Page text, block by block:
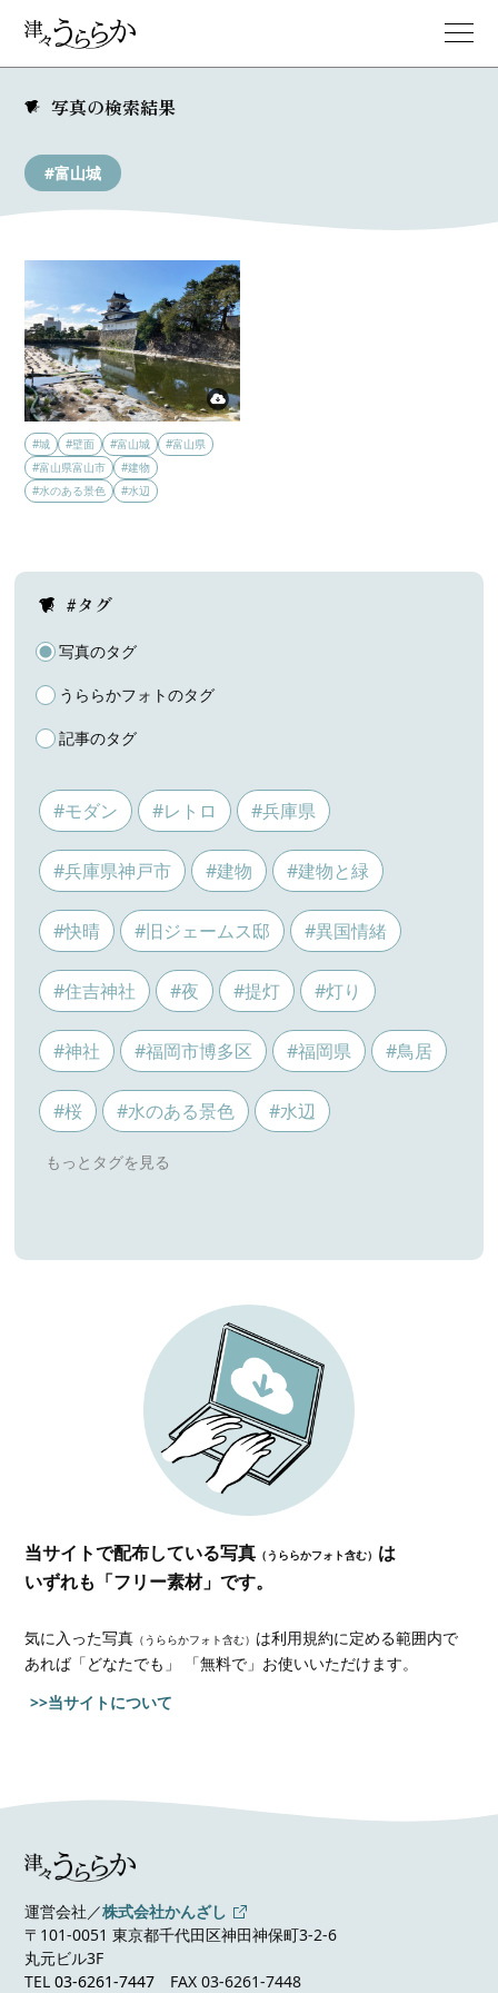
写真の検索結果
#富山城
#城 #壁面 #富山城
#富山県
#富山県富山市
#建物
#水のある景色
#水辺
#タグ
写真のタグ
うららかフォトのタグ
記事のタグ
#モダン #レトロ #兵庫県
#兵庫県神戸市 #建物 #建物と緑
#快晴 #旧ジェームス邸 #異国情緒
#住吉神社 #夜 #提灯 #灯り
#神社 #福岡市博多区 #福岡県 #鳥居
#桜 #水のある景色 #水辺
当サイトで配布している写真 （うららかフォト含む） は
いずれも「フリー素材」です。
気に入った写真 （うららかフォト含む） は利用規約に定める範囲内で
あれば「どなたでも」 「無料で」お使いいただけます。
>>当サイトについて
運営会社／株式会社かんざし
〒101-0051 東京都千代田区神田神保町3-2-6
丸元ビル3F
TEL03-6261-7447 FAX 03-6261-7448